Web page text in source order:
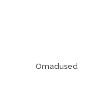
Omadused